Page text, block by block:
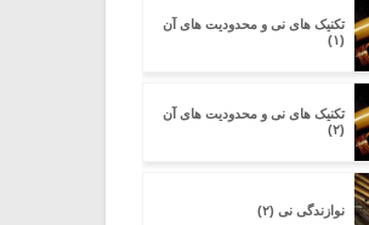
تکنیک های نی و محدودیت های آن
(۱)
تکنیک های نی و محدودیت های آن
(۲)
نوازندگی نی (۲)